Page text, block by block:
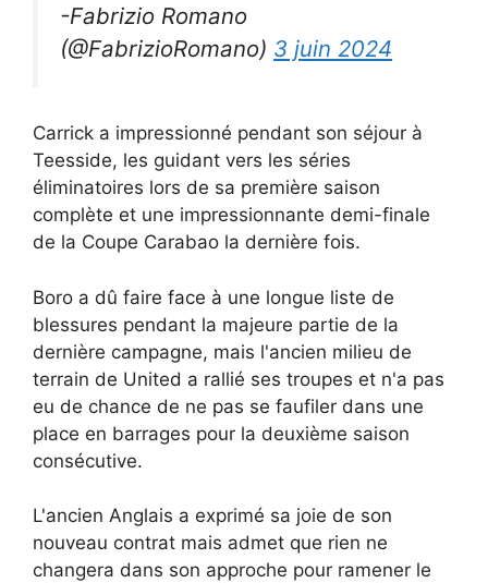
-Fabrizio Romano
(@FabrizioRomano) 3 juin 2024
Carrick a impressionné pendant son séjour à
Teesside, les guidant vers les séries
éliminatoires lors de sa première saison
complète et une impressionnante demi-finale
de la Coupe Carabao la dernière fois.
Boro a dû faire face à une longue liste de
blessures pendant la majeure partie de la
dernière campagne, mais l'ancien milieu de
terrain de United a rallié ses troupes et n'a pas
eu de chance de ne pas se faufiler dans une
place en barrages pour la deuxième saison
consécutive.
L'ancien Anglais a exprimé sa joie de son
nouveau contrat mais admet que rien ne
changera dans son approche pour ramener le